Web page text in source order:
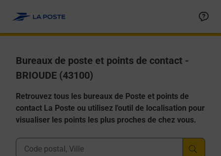
Bureaux de poste et points de contact -
BRIOUDE (43100)
Retrouvez tous les bureaux de Poste et points de
contact La Poste ou utilisez l'outil de localisation pour
visualiser les points les plus proches de chez vous.
Ville, Département, Code Postal